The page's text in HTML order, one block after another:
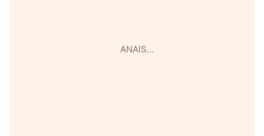
ANAIS…